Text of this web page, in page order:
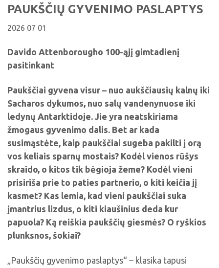
Biblioteka visiems
Žymūs kupiškėnai
Virtualios parodos
Edukaciniai užsiėmimai
Periodiniai leidiniai
Tau patiks
Naudinga informacija
Padaliniai
PAUKŠČIŲ GYVENIMO PASLAPTYS
2026 07 01
Davido Attenborougho 100-ąjį gimtadienį
pasitinkant
Paukščiai gyvena visur – nuo aukščiausių kalnų iki
Sacharos dykumos, nuo salų vandenynuose iki
ledynų Antarktidoje. Jie yra neatskiriama
žmogaus gyvenimo dalis. Bet ar kada
susimąstėte, kaip paukščiai sugeba pakilti į orą
vos keliais sparnų mostais? Kodėl vienos rūšys
skraido, o kitos tik bėgioja žeme? Kodėl vieni
prisiriša prie to paties partnerio, o kiti keičia jį
kasmet? Kas lemia, kad vieni paukščiai suka
įmantrius lizdus, o kiti kiaušinius deda kur
papuola? Ką reiškia paukščių giesmės? O ryškios
plunksnos, šokiai?
„Paukščių gyvenimo paslaptys“ – klasika tapusi